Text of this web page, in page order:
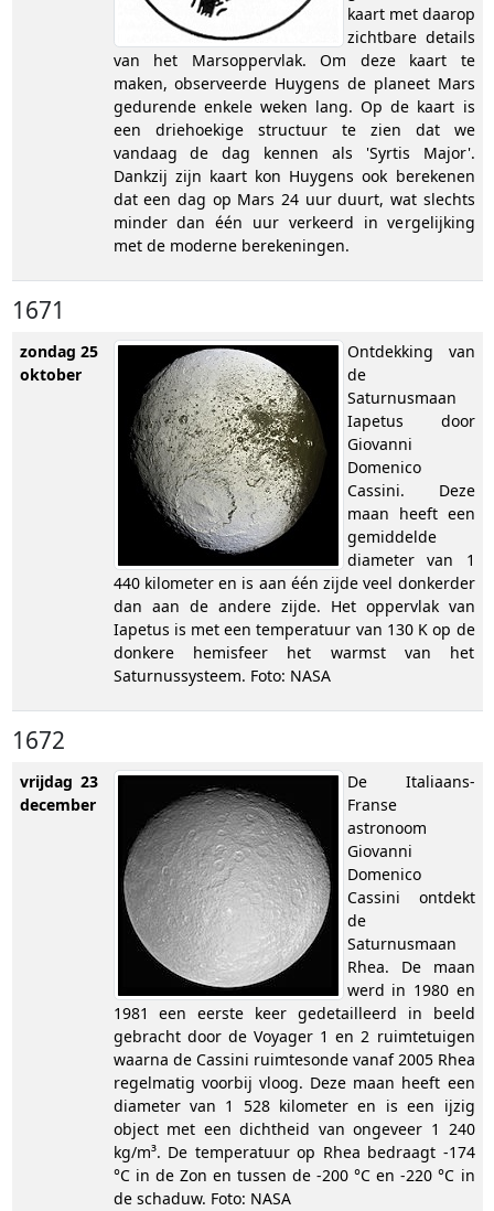
kaart met daarop
zichtbare details
van het Marsoppervlak. Om deze kaart te
maken, observeerde Huygens de planeet Mars
gedurende enkele weken lang. Op de kaart is
een driehoekige structuur te zien dat we
vandaag de dag kennen als 'Syrtis Major'.
Dankzij zijn kaart kon Huygens ook berekenen
dat een dag op Mars 24 uur duurt, wat slechts
minder dan één uur verkeerd in vergelijking
met de moderne berekeningen.
1671
zondag 25
oktober
Ontdekking van
de
Saturnusmaan
Iapetus door
Giovanni
Domenico
Cassini. Deze
maan heeft een
gemiddelde
diameter van 1
440 kilometer en is aan één zijde veel donkerder
dan aan de andere zijde. Het oppervlak van
Iapetus is met een temperatuur van 130 K op de
donkere hemisfeer het warmst van het
Saturnussysteem. Foto: NASA
1672
vrijdag 23
december
De Italiaans-
Franse
astronoom
Giovanni
Domenico
Cassini ontdekt
de
Saturnusmaan
Rhea. De maan
werd in 1980 en
1981 een eerste keer gedetailleerd in beeld
gebracht door de Voyager 1 en 2 ruimtetuigen
waarna de Cassini ruimtesonde vanaf 2005 Rhea
regelmatig voorbij vloog. Deze maan heeft een
diameter van 1 528 kilometer en is een ijzig
object met een dichtheid van ongeveer 1 240
kg/m³. De temperatuur op Rhea bedraagt -174
°C in de Zon en tussen de -200 °C en -220 °C in
de schaduw. Foto: NASA